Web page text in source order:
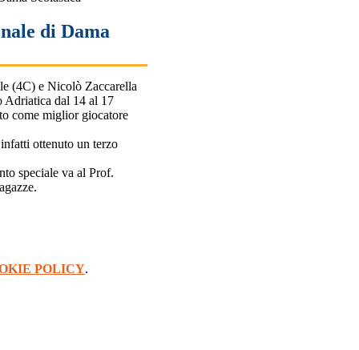
di Dama
(4C) e Nicolò Zaccarella
Adriatica dal 14 al 17
come miglior giocatore
ottenuto un terzo
speciale va al Prof.
POLICY.